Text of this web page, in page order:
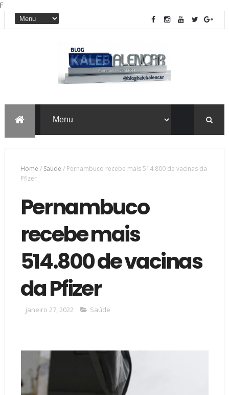
F
Home / Saúde / Pernambuco recebe mais 514.800 de vacinas da
Pfizer
Pernambuco
recebe mais
514.800 de vacinas
da Pfizer
janeiro 27, 2022 Saúde